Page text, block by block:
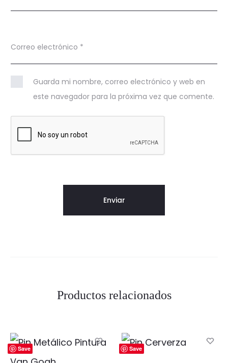
Correo electrónico *
Guarda mi nombre, correo electrónico y web en
este navegador para la próxima vez que comente.
Productos relacionados
Save Save